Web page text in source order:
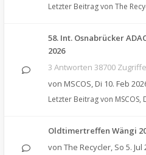
Letzter Beitrag von The
58. Int. Osnabrücker
2026
3 Antworten 38700 Zugriffe
von MSCOS, Di 10. Feb
Letzter Beitrag von MSCOS,
Oldtimertreffen Wängi
von The Recycler, So 5. Jul